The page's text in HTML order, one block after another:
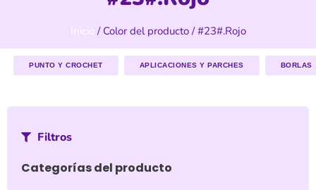
Inicio / Color del producto / #23#.Rojo
PUNTO Y CROCHET APLICACIONES Y PARCHES BORLAS
Filtros
Categorías del producto